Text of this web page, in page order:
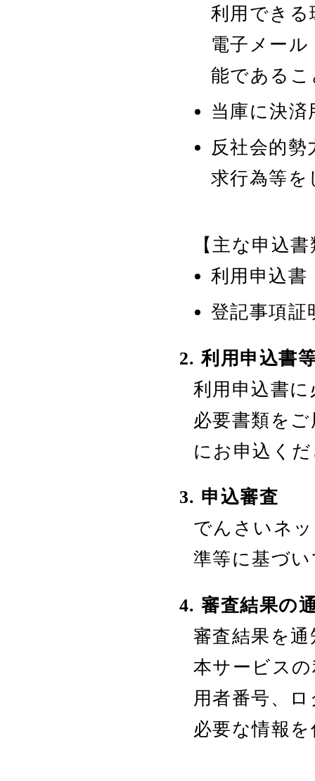
利用でき
電子メー
能であるこ
当庫に決
反社会的
求行為等
【主な申込
利用申込書
登記事項証
2. 利用申込書
利用申込書
必要書類を
にお申込く
3. 申込審査
でんさいネ
準等に基づ
4. 審査結果の
審査結果を
本サービス
用者番号、
必要な情報